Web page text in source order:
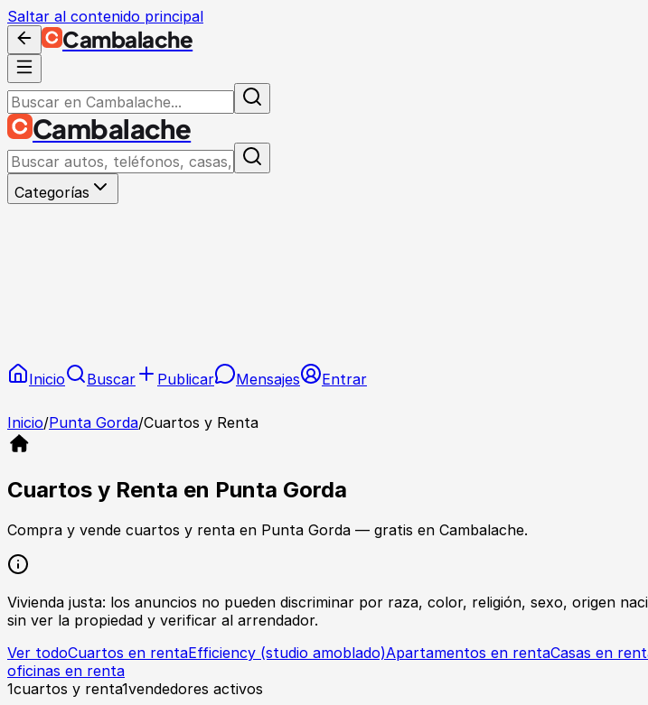
Saltar al contenido principal
Cambalache
Cambalache
Categorías
Inicio Buscar Publicar Mensajes Entrar
Inicio/Punta Gorda/Cuartos y Renta
Cuartos y Renta en Punta Gorda
Compra y vende cuartos y renta en Punta Gorda — gratis en Cambalache.
Vivienda justa: los anuncios no pueden discriminar por raza, color, religión, sexo, origen
sin ver la propiedad y verificar al arrendador.
Ver todoCuartos en rentaEfficiency (studio amoblado)Apartamentos en rentaCasas en
oficinas en renta
1cuartos y renta1vendedores activos